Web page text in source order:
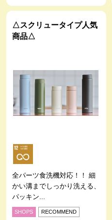
△スクリュータイプ人気
商品△
全パーツ食洗機対応！！ 細
かい溝までしっかり洗える、
パッキン...
SHOPS RECOMMEND